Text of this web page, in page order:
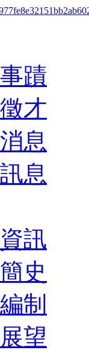
蹟
才
息
息
訊
史
制
望